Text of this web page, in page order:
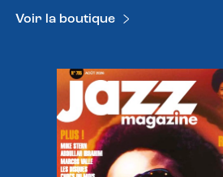
Voir la boutique